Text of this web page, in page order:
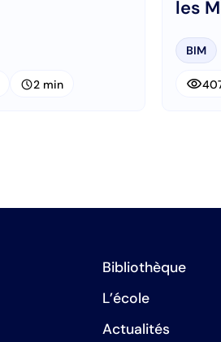
schedule2 min
les
BIM
visibility
Bibliothèque
L’école
Actualités